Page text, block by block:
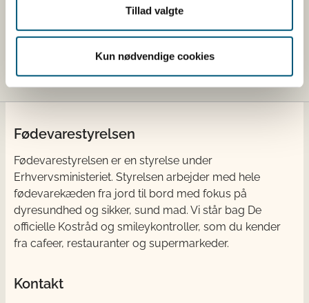
Tillad valgte
Kun nødvendige cookies
Skagerrak Ingen
Fødevarestyrelsen
Fødevarestyrelsen er en styrelse under
Erhvervsministeriet. Styrelsen arbejder med hele
fødevarekæden fra jord til bord med fokus på
dyresundhed og sikker, sund mad. Vi står bag De
officielle Kostråd og smileykontroller, som du kender
fra cafeer, restauranter og supermarkeder.
Kontakt